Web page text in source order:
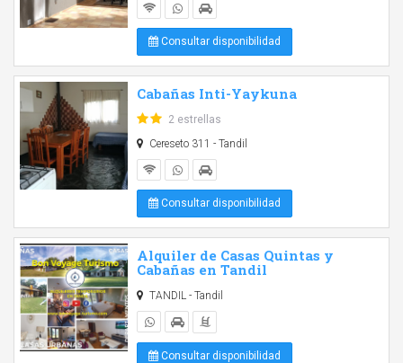
Consultar disponibilidad
Cabañas Inti-Yaykuna
2 estrellas
Cereseto 311 - Tandil
Consultar disponibilidad
Alquiler de Casas Quintas y
Cabañas en Tandil
TANDIL - Tandil
Consultar disponibilidad